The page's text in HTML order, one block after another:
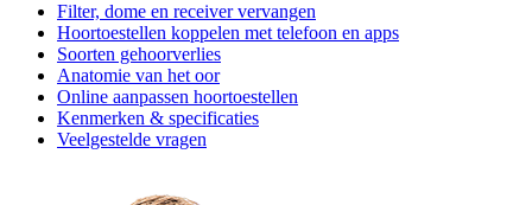
Filter, dome en receiver vervangen
Hoortoestellen koppelen met telefoon en apps
Soorten gehoorverlies
Anatomie van het oor
Online aanpassen hoortoestellen
Kenmerken & specificaties
Veelgestelde vragen